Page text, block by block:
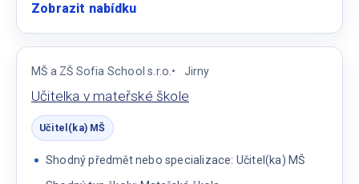
Zobrazit nabídku:
MŠ
MŠ a ZŠ Sofia School s.r.o. Jirny
Učitelka v mateřské škole
Učitel(ka) MŠ
Shodný předmět nebo specializace: Učitel(ka) MŠ